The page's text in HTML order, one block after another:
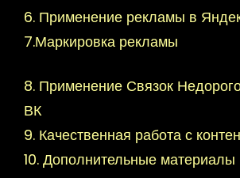
6. Применение рекламы в
7.Маркировка рекламы
8. Применение Связок
ВК
9. Качественная работа с
10. Дополнительные материалы